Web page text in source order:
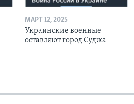
МАРТ 12, 2025
Украинские военные
оставляют город Суджа